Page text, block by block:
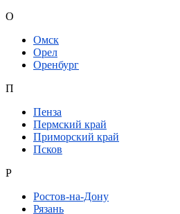
О
Омск
Орел
Оренбург
П
Пенза
Пермский край
Приморский край
Псков
Р
Ростов-на-Дону
Рязань